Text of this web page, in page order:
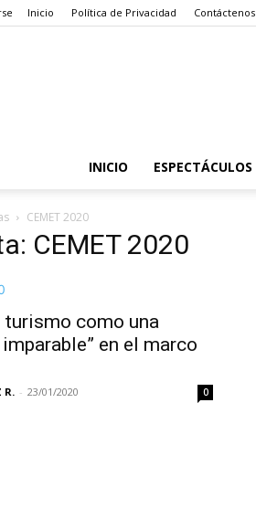
Inicio Política de Privacidad Contáctenos
INICIO ESPECTÁCULOS
CEMET 2020
CEMET 2020
turismo como una
en el marco
R. - 23/01/2020 0